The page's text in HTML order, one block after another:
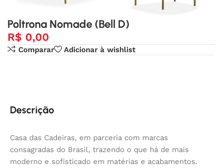
Poltrona Nomade (Bell D)
R$ 0,00
Comparar Adicionar à wishlist
Descrição
Casa das Cadeiras, em parceria com marcas
consagradas do Brasil, trazendo o que há de mais
moderno e sofisticado em matérias e acabamentos.